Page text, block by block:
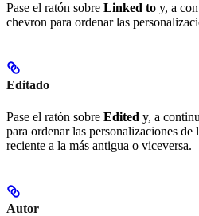
Pase el ratón sobre Linked to y, a
chevron para ordenar las
Editado
Pase el ratón sobre Edited y, a
para ordenar las personalizaciones de
reciente a la más antigua o viceversa.
Autor